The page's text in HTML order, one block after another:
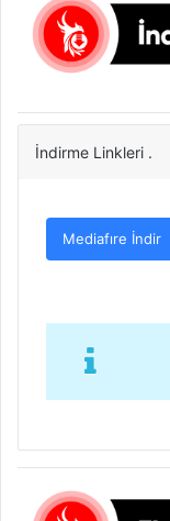
İndirme Linkleri .
Mediafıre İndir